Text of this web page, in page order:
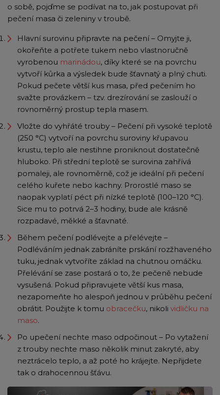
o sobě, pojďme se podívat na to, jak postupovat při
pečení masa či zeleniny v troubě.
Hlavní surovinu připravte na pečení – Omyjte ji,
okořeňte a potřete tukem nebo vlastnoručně
vyrobenou marinádou, díky které se na povrchu
vytvoří kůrka a výsledek bude šťavnatý a plný chuti.
Pokud pečete větší kus masa, před pečením ho
svažte provázkem – tzv. drezírování se zaslouží o
rovnoměrný prostup tepla masem.
Vložte do vyhřáté trouby – Pečení při vysoké teplotě
(250 °C) vytvoří na povrchu suroviny křupavou
krustu, teplo ale nestihne proniknout dostatečně
hluboko. Při střední teplotě se surovina zahřívá
pomaleji, ale rovnoměrně, což je ideální při pečení
celého kuřete nebo kachny. Prorostlé maso se
naopak vyplatí péct při nízké teplotě (100–120 °C).
Sice mu to potrvá 2–3 hodiny, bude ale krásně
rozpadavé, měkké a šťavnaté.
Během pečení podlévejte a přelévejte –
Podléváním jednak zabráníte prskání rozžhaveného
tuku, jednak vytvoříte základ na chutnou omáčku.
Přelévání se zase postará o to, že pečeně nebude
vysušená. Pokud připravujete větší kus masa,
nezapomeňte ho alespoň jednou v průběhu pečení
obrátit. Použijte k tomu obracečku, nikoli vidličku na
maso.
Po upečení nechte maso odpočinout – Po vytažení
z trouby nechte maso několik minut zakryté, aby
neztrácelo teplo, a až poté ho krájejte. Nepřijdete
tak o drahocennou šťávu.